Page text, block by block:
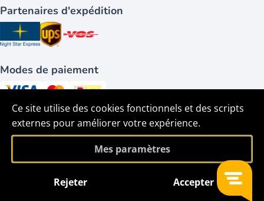
Ce site utilise des cookies fonctionnels et des scripts
externes pour améliorer votre expérience.
Mes paramètres
Rejeter Accepter
Partenaires d'expédition
Modes de paiement
Suivez-nous sur
©2026 - HACO parts bv - Tous droits réservés